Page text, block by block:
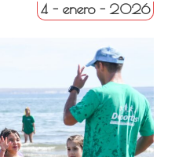
4 - enero - 2026